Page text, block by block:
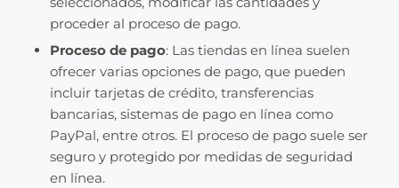
proceder al proceso de pago.
Proceso de pago: Las tiendas en línea suelen
ofrecer varias opciones de pago, que pueden
incluir tarjetas de crédito, transferencias
bancarias, sistemas de pago en línea como
PayPal, entre otros. El proceso de pago suele ser
seguro y protegido por medidas de seguridad
en línea.